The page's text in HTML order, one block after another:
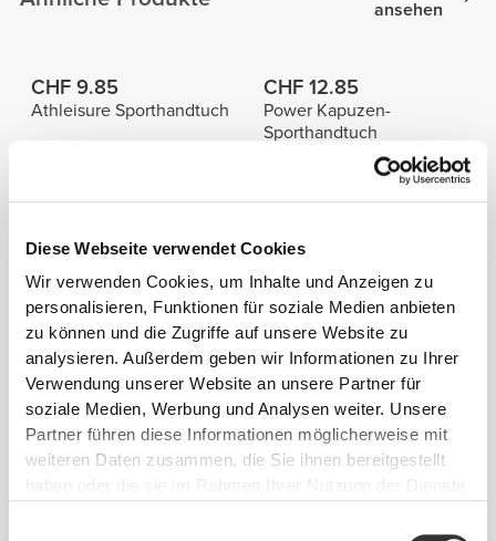
Diese Webseite verwendet Cookies
Wir verwenden Cookies, um Inhalte und Anzeigen zu
personalisieren, Funktionen für soziale Medien anbieten
zu können und die Zugriffe auf unsere Website zu
analysieren. Außerdem geben wir Informationen zu Ihrer
Verwendung unserer Website an unsere Partner für
soziale Medien, Werbung und Analysen weiter. Unsere
Partner führen diese Informationen möglicherweise mit
weiteren Daten zusammen, die Sie ihnen bereitgestellt
haben oder die sie im Rahmen Ihrer Nutzung der Dienste
ansehen
CHF 9.85
Athleisure Sporthandtuch
CHF 12.85
Power Kapuzen-
Sporthandtuch
Bestseller
Alles
ansehen
CHF 35.00
WIP Oversized T-Shirt
CHF 10.00
Script Sporthandtuch
CHF 35.00 CHF 29.75